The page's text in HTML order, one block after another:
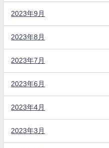
2023年9月
2023年8月
2023年7月
2023年6月
2023年4月
2023年3月